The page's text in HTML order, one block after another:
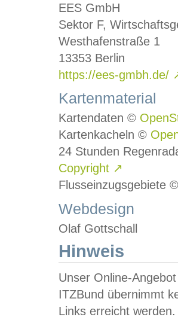
EES GmbH
Sektor F,
Westhafenstraße 1
13353 Berlin
https://ees-gmbh.de/
Kartenmaterial
Kartendaten ©
Kartenkacheln ©
24 Stunden
Copyright ↗
Flusseinzugsgebiete
Webdesign
Olaf Gottschall
Hinweis
Unser Online-
ITZBund übernimmt
Links erreicht